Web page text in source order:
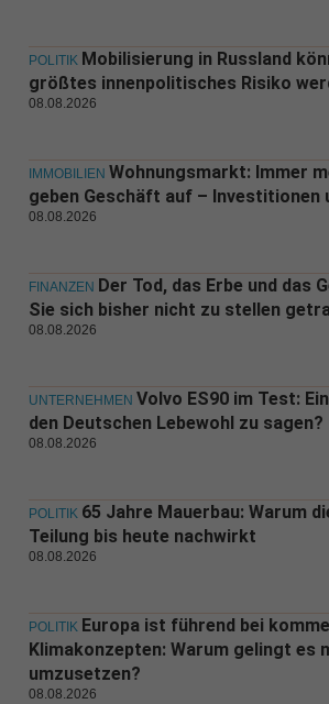
POLITIK Mobilisierung in Russland
größtes innenpolitisches Risiko
08.08.2026
IMMOBILIEN Wohnungsmarkt: Immer
geben Geschäft auf – Investitionen
08.08.2026
FINANZEN Der Tod, das Erbe und das
Sie sich bisher nicht zu stellen
08.08.2026
UNTERNEHMEN Volvo ES90 im Test:
den Deutschen Lebewohl zu sagen?
08.08.2026
POLITIK 65 Jahre Mauerbau: Warum
Teilung bis heute nachwirkt
08.08.2026
POLITIK Europa ist führend bei
Klimakonzepten: Warum gelingt es
umzusetzen?
08.08.2026